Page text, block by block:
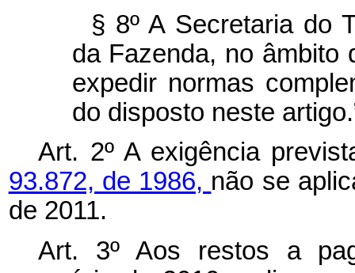
§ 8º A Secretaria do
da Fazenda, no âmbito
expedir normas
do disposto neste
Art. 2º A exigência
93.872, de 1986, não se
de 2011.
Art. 3º Aos restos a